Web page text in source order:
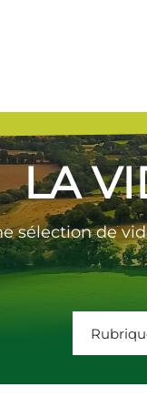
LA
sélection de